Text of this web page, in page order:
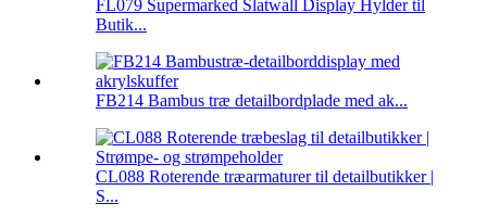
FL079 Supermarked Slatwall Display Hylder til
Butik...
FB214 Bambus træ detailbordplade med ak...
CL088 Roterende træarmaturer til detailbutikker |
S...